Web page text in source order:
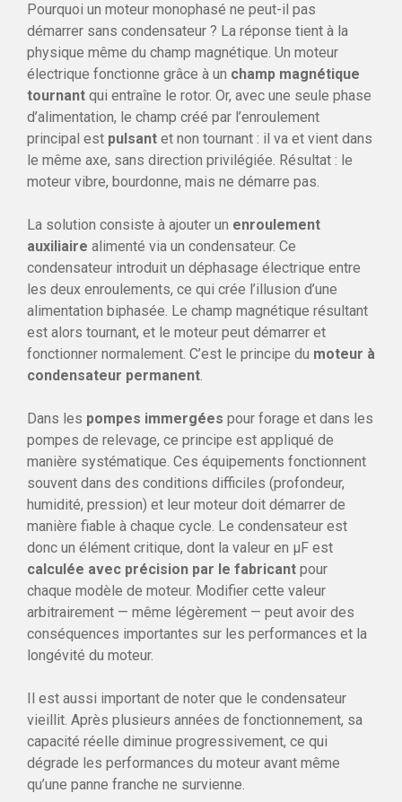
Pourquoi un moteur monophasé ne peut-il pas
démarrer sans condensateur ? La réponse tient à la
physique même du champ magnétique. Un moteur
électrique fonctionne grâce à un champ magnétique
tournant qui entraîne le rotor. Or, avec une seule phase
d’alimentation, le champ créé par l’enroulement
principal est pulsant et non tournant : il va et vient dans
le même axe, sans direction privilégiée. Résultat : le
moteur vibre, bourdonne, mais ne démarre pas.
La solution consiste à ajouter un enroulement
auxiliaire alimenté via un condensateur. Ce
condensateur introduit un déphasage électrique entre
les deux enroulements, ce qui crée l’illusion d’une
alimentation biphasée. Le champ magnétique résultant
est alors tournant, et le moteur peut démarrer et
fonctionner normalement. C’est le principe du moteur à
condensateur permanent.
Dans les pompes immergées pour forage et dans les
pompes de relevage, ce principe est appliqué de
manière systématique. Ces équipements fonctionnent
souvent dans des conditions difficiles (profondeur,
humidité, pression) et leur moteur doit démarrer de
manière fiable à chaque cycle. Le condensateur est
donc un élément critique, dont la valeur en µF est
calculée avec précision par le fabricant pour
chaque modèle de moteur. Modifier cette valeur
arbitrairement — même légèrement — peut avoir des
conséquences importantes sur les performances et la
longévité du moteur.
Il est aussi important de noter que le condensateur
vieillit. Après plusieurs années de fonctionnement, sa
capacité réelle diminue progressivement, ce qui
dégrade les performances du moteur avant même
qu’une panne franche ne survienne.